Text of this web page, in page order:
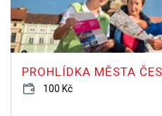
PROHLÍDKA MĚSTA
100 Kč